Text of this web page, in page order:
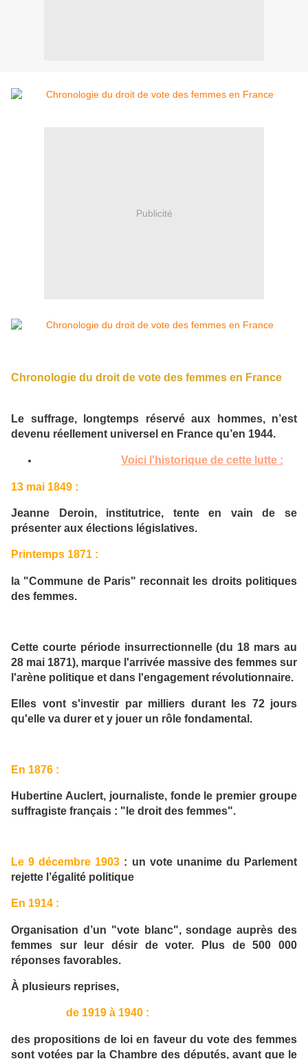
Publicité
Chronologie du droit de vote des femmes en France
Le suffrage, longtemps réservé aux hommes, n’est
devenu réellement universel en France qu’en 1944.
Voici l'historique de cette lutte :
13 mai 1849 :
Jeanne Deroin, institutrice, tente en vain de se
présenter aux élections législatives.
Printemps 1871 :
la "Commune de Paris" reconnait les droits politiques
des femmes.
Cette courte période insurrectionnelle (du 18 mars au
28 mai 1871), marque l'arrivée massive des femmes sur
l'arène politique et dans l'engagement révolutionnaire.
Elles vont s'investir par milliers durant les 72 jours
qu'elle va durer et y jouer un rôle fondamental.
En 1876 :
Hubertine Auclert, journaliste, fonde le premier groupe
suffragiste français : "le droit des femmes".
Le 9 décembre 1903 : un vote unanime du Parlement
rejette l’égalité politique
En 1914 :
Organisation d’un "vote blanc", sondage auprès des
femmes sur leur désir de voter. Plus de 500 000
réponses favorables.
À plusieurs reprises,
de 1919 à 1940 :
des propositions de loi en faveur du vote des femmes
sont votées par la Chambre des députés, avant que le